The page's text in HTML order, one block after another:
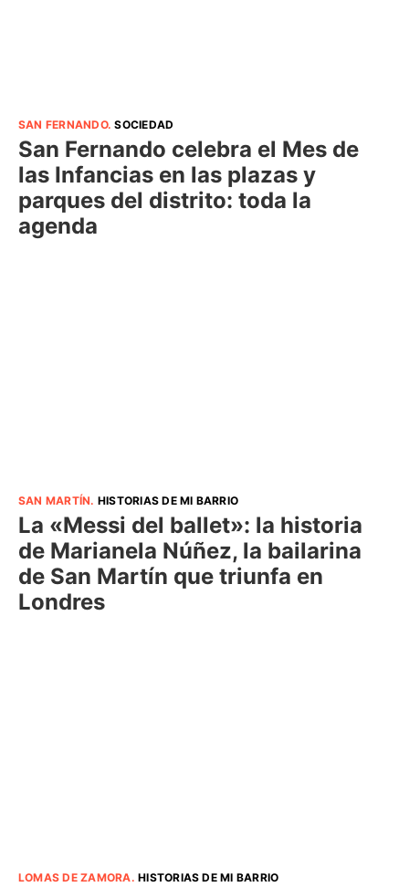
SAN FERNANDO.SOCIEDAD
San Fernando celebra el Mes de
las Infancias en las plazas y
parques del distrito: toda la
agenda
SAN MARTÍN. HISTORIAS DE MI BARRIO
La «Messi del ballet»: la historia
de Marianela Núñez, la bailarina
de San Martín que triunfa en
Londres
LOMAS DE ZAMORA.HISTORIAS DE MI BARRIO